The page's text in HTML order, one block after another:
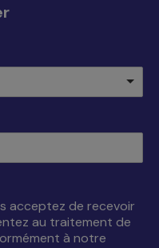
acceptez de recevoir
au traitement de
à notre